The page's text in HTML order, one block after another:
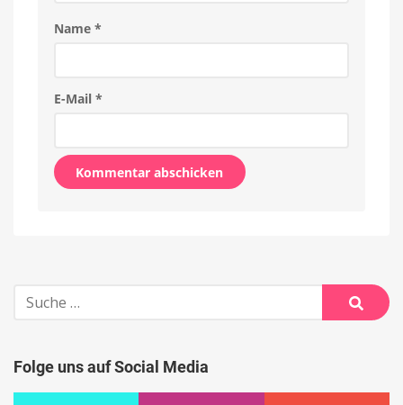
Name *
E-Mail *
Suche
nach:
Suche
Folge uns auf Social Media